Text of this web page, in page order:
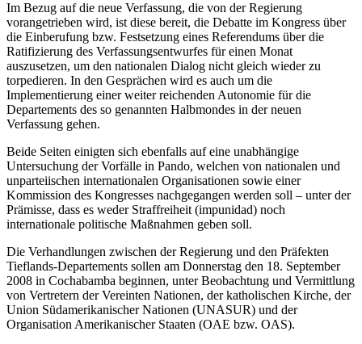
Im Bezug auf die neue Verfassung, die von der Regierung
vorangetrieben wird, ist diese bereit, die Debatte im Kongress über
die Einberufung bzw. Festsetzung eines Referendums über die
Ratifizierung des Verfassungsentwurfes für einen Monat
auszusetzen, um den nationalen Dialog nicht gleich wieder zu
torpedieren. In den Gesprächen wird es auch um die
Implementierung einer weiter reichenden Autonomie für die
Departements des so genannten Halbmondes in der neuen
Verfassung gehen.
Beide Seiten einigten sich ebenfalls auf eine unabhängige
Untersuchung der Vorfälle in Pando, welchen von nationalen und
unparteiischen internationalen Organisationen sowie einer
Kommission des Kongresses nachgegangen werden soll – unter der
Prämisse, dass es weder Straffreiheit (impunidad) noch
internationale politische Maßnahmen geben soll.
Die Verhandlungen zwischen der Regierung und den Präfekten
Tieflands-Departements sollen am Donnerstag den 18. September
2008 in Cochabamba beginnen, unter Beobachtung und Vermittlung
von Vertretern der Vereinten Nationen, der katholischen Kirche, der
Union Südamerikanischer Nationen (UNASUR) und der
Organisation Amerikanischer Staaten (OAE bzw. OAS).